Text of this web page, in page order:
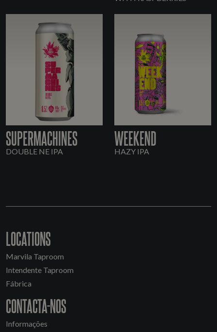
SUPERMACHINES
DOUBLE NE IPA
WEEKEND
HAZY IPA
LOCATIONS
Marvila Taproom
Intendente Taproom
Fábrica
CONTACTA-NOS
Informações